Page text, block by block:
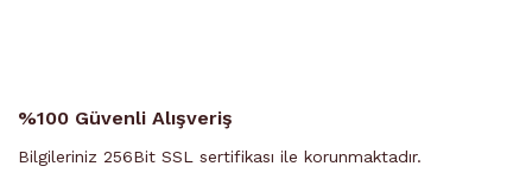
%100 Güvenli Alışveriş
Bilgileriniz 256Bit SSL sertifikası ile korunmaktadır.